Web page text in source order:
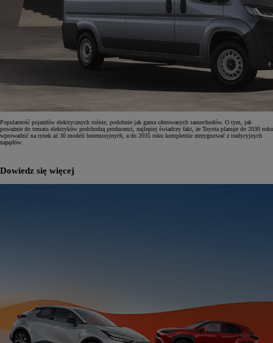
Popularność pojazdów elektrycznych rośnie, podobnie jak gama oferowanych samochodów. O tym, jak
poważnie do tematu elektryków podchodzą producenci, najlepiej świadczy fakt, że Toyota planuje do 2030 roku
wprowadzić na rynek aż 30 modeli bezemisyjnych, a do 2035 roku kompletnie zrezygnować z tradycyjnych
napędów.
Dowiedz się więcej